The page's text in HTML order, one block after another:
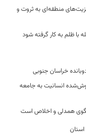
منطقه‌ای به ثروت و
با ظلم به کار گرفته شود
انسانیت به جامعه
همدلی و اخلاص است
استان